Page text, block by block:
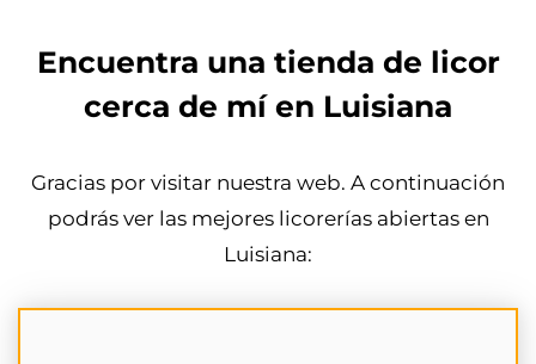
Encuentra una tienda de licor
cerca de mí en Luisiana
Gracias por visitar nuestra web. A continuación
podrás ver las mejores licorerías abiertas en
Luisiana: